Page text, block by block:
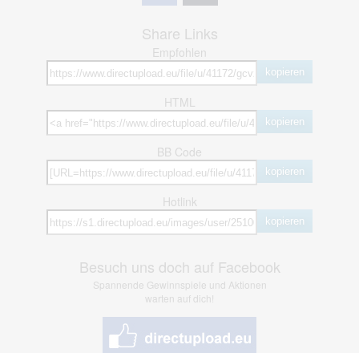
Share Links
Empfohlen
kopieren
HTML
kopieren
BB Code
kopieren
Hotlink
kopieren
Besuch uns doch auf Facebook
Spannende Gewinnspiele und Aktionen
warten auf dich!